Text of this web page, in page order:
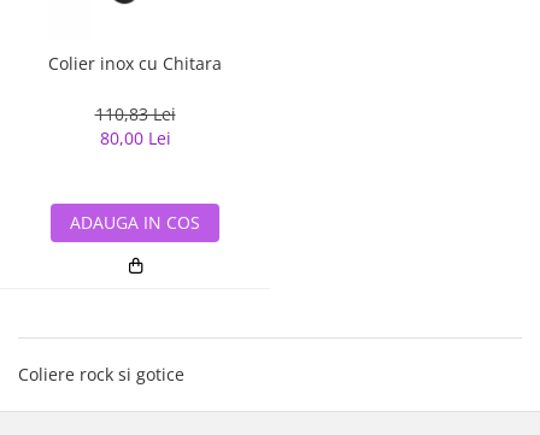
Colier inox cu Chitara
110,83 Lei
80,00 Lei
ADAUGA IN COS
Coliere rock si gotice